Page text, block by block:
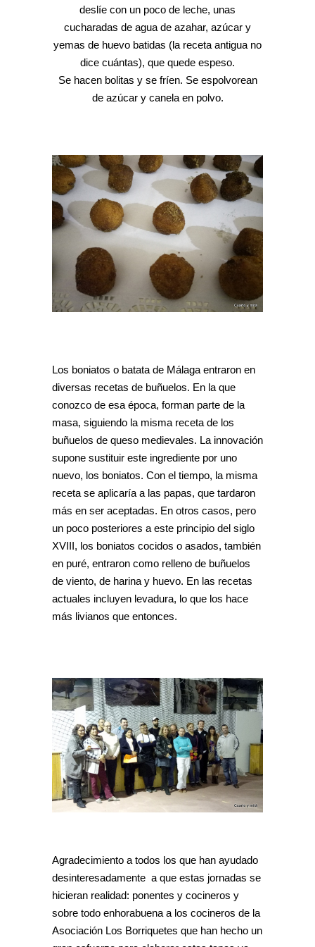
deslíe con un poco de leche, unas
cucharadas de agua de azahar, azúcar y
yemas de huevo batidas (la receta antigua no
dice cuántas), que quede espeso.
Se hacen bolitas y se fríen. Se espolvorean
de azúcar y canela en polvo.
Los boniatos o batata de Málaga entraron en
diversas recetas de buñuelos. En la que
conozco de esa época, forman parte de la
masa, siguiendo la misma receta de los
buñuelos de queso medievales. La innovación
supone sustituir este ingrediente por uno
nuevo, los boniatos. Con el tiempo, la misma
receta se aplicaría a las papas, que tardaron
más en ser aceptadas. En otros casos, pero
un poco posteriores a este principio del siglo
XVIII, los boniatos cocidos o asados, también
en puré, entraron como relleno de buñuelos
de viento, de harina y huevo. En las recetas
actuales incluyen levadura, lo que los hace
más livianos que entonces.
Agradecimiento a todos los que han ayudado
desinteresadamente a que estas jornadas se
hicieran realidad: ponentes y cocineros y
sobre todo enhorabuena a los cocineros de la
Asociación Los Borriquetes que han hecho un